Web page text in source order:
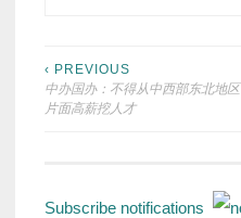
Post
navigation
‹ PREVIOUS
中办国办：不得从中西部东北地区
片面高薪挖人才
Subscribe notifications